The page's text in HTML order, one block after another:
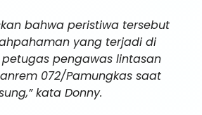
bahwa peristiwa tersebut
yang terjadi di
pengawas lintasan
072/Pamungkas saat
kata Donny.